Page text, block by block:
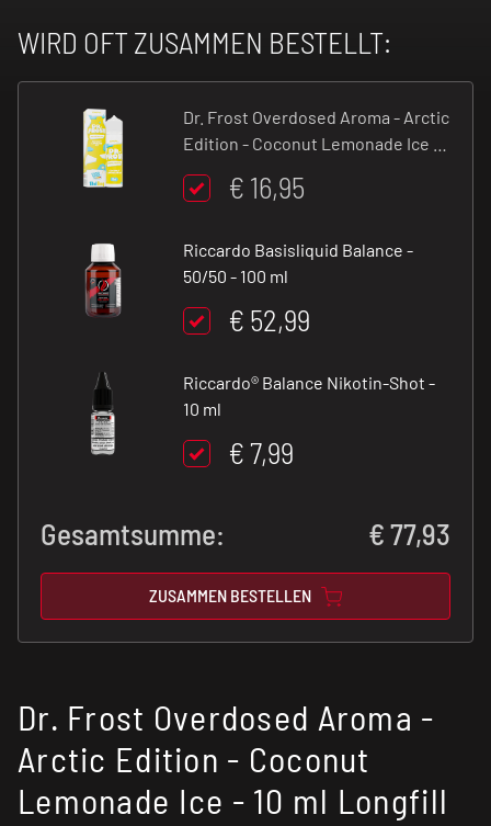
WIRD OFT ZUSAMMEN BESTELLT:
Dr. Frost Overdosed Aroma - Arctic
Edition - Coconut Lemonade Ice -
10 ml Longfill
€ 16,95
Riccardo Basisliquid Balance -
50/50 - 100 ml
€ 52,99
Riccardo® Balance Nikotin-Shot -
10 ml
€ 7,99
Gesamtsumme: €77,93
ZUSAMMEN BESTELLEN
Dr. Frost Overdosed Aroma -
Arctic Edition - Coconut
Lemonade Ice - 10 ml Longfill